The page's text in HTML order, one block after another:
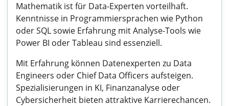
Mathematik ist für Data-Experten vorteilhaft.
Kenntnisse in Programmiersprachen wie Python
oder SQL sowie Erfahrung mit Analyse-Tools wie
Power BI oder Tableau sind essenziell.
Mit Erfahrung können Datenexperten zu Data
Engineers oder Chief Data Officers aufsteigen.
Spezialisierungen in KI, Finanzanalyse oder
Cybersicherheit bieten attraktive Karrierechancen.